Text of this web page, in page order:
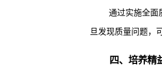
通过实施全面
旦发现质量问题，
四、培养精